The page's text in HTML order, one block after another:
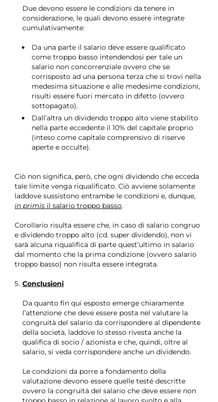
Due devono essere le condizioni da tenere in
considerazione, le quali devono essere integrate
cumulativamente:
Da una parte il salario deve essere qualificato
come troppo basso intendendosi per tale un
salario non concorrenziale ovvero che se
corrisposto ad una persona terza che si trovi nella
medesima situazione e alle medesime condizioni,
risulti essere fuori mercato in difetto (ovvero
sottopagato).
Dall’altra un dividendo troppo alto viene stabilito
nella parte eccedente il 10% del capitale proprio
(inteso come capitale comprensivo di riserve
aperte e occulte).
Ciò non significa, però, che ogni dividendo che ecceda
tale limite venga riqualificato. Ciò avviene solamente
laddove sussistono entrambe le condizioni e, dunque,
in primisil salario troppo basso.
Corollario risulta essere che, in caso di salario congruo
e dividendo troppo alto (cd. super dividendo), non vi
sarà alcuna riqualifica di parte quest’ultimo in salario
dal momento che la prima condizione (ovvero salario
troppo basso) non risulta essere integrata.
Conclusioni
Da quanto fin qui esposto emerge chiaramente
l’attenzione che deve essere posta nel valutare la
congruità del salario da corrispondere al dipendente
della società, laddove lo stesso rivesta anche la
qualifica di socio / azionista e che, quindi, oltre al
salario, si veda corrispondere anche un dividendo.
Le condizioni da porre a fondamento della
valutazione devono essere quelle testé descritte
ovvero la congruità del salario che deve essere non